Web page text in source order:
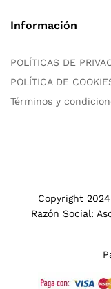
Información
POLÍTICAS DE
POLÍTICA DE
Términos y
Copyright
Razón Social: